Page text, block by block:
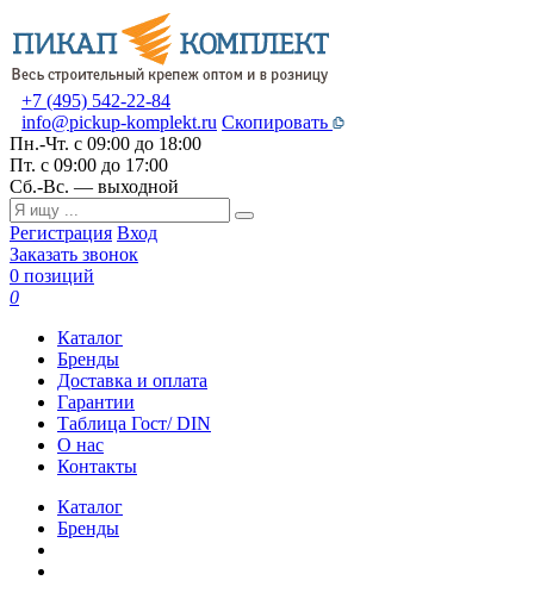
+7 (495) 542-22-84
info@pickup-komplekt.ru Скопировать
Пн.-Чт. с 09:00 до 18:00
Пт. с 09:00 до 17:00
Сб.-Вс. — выходной
Регистрация Вход
Заказать звонок
0 позиций
0
Каталог
Бренды
Доставка и оплата
Гарантии
Таблица Гост/ DIN
О нас
Контакты
Каталог
Бренды